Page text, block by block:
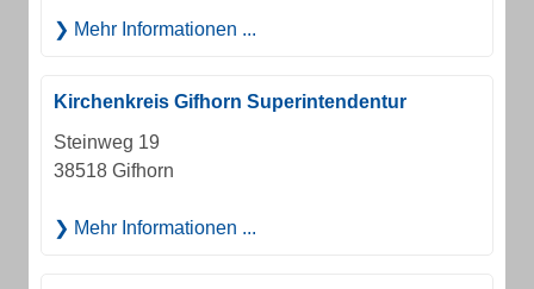
Mehr Informationen ...
Kirchenkreis Gifhorn Superintendentur
Steinweg 19
38518 Gifhorn
Mehr Informationen ...